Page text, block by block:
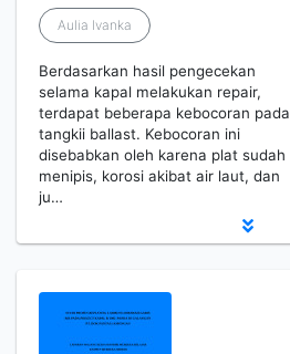
Aulia Ivanka
Berdasarkan hasil pengecekan
selama kapal melakukan repair,
terdapat beberapa kebocoran pada
tangkii ballast. Kebocoran ini
disebabkan oleh karena plat sudah
menipis, korosi akibat air laut, dan
ju…